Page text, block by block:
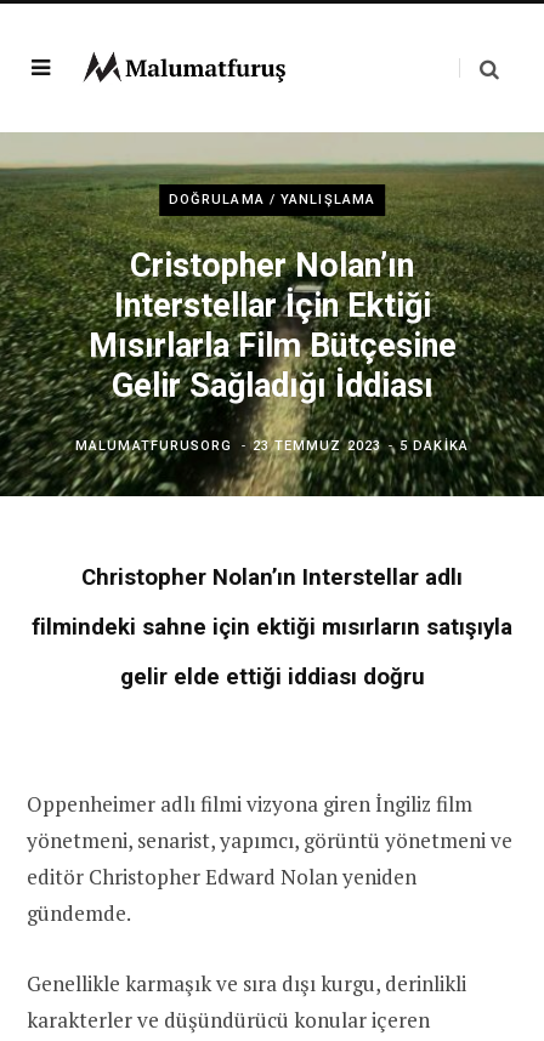
DOĞRULAMA / YANLIŞLAMA
Cristopher Nolan’ın
Interstellar İçin Ektiği
Mısırlarla Film Bütçesine
Gelir Sağladığı İddiası
MALUMATFURUSORG 23 TEMMUZ 2023 5 DAKIKA
Christopher Nolan’ın Interstellar adlı
filmindeki sahne için ektiği mısırların satışıyla
gelir elde ettiği iddiası doğru
Oppenheimer adlı filmi vizyona giren İngiliz film
yönetmeni, senarist, yapımcı, görüntü yönetmeni ve
editör Christopher Edward Nolan yeniden
gündemde.
Genellikle karmaşık ve sıra dışı kurgu, derinlikli
karakterler ve düşündürücü konular içeren